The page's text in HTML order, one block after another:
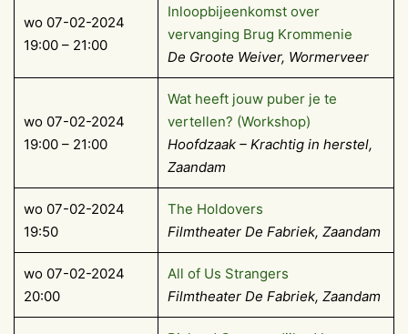
wo 07-02-2024
19:00 – 21:00
Inloopbijeenkomst over
vervanging Brug Krommenie
De Groote Weiver, Wormerveer
wo 07-02-2024
19:00 – 21:00
Wat heeft jouw puber je te
vertellen? (Workshop)
Hoofdzaak – Krachtig in herstel,
Zaandam
wo 07-02-2024
19:50
The Holdovers
Filmtheater De Fabriek, Zaandam
wo 07-02-2024
20:00
All of Us Strangers
Filmtheater De Fabriek, Zaandam